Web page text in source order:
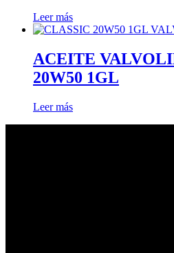
Leer más
ACEITE
20W50 1GL
Leer más